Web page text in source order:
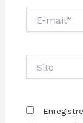
mail*